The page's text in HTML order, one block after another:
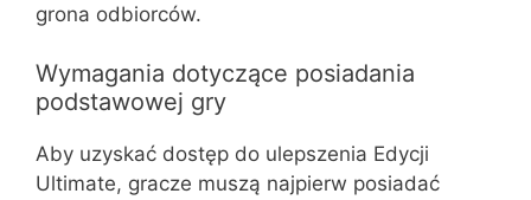
grona odbiorców.
Wymagania dotyczące posiadania
podstawowej gry
Aby uzyskać dostęp do ulepszenia Edycji
Ultimate, gracze muszą najpierw posiadać